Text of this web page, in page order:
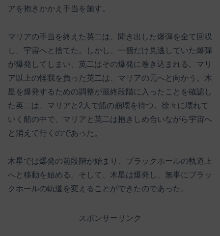
アを抱きかかえ手当を施す。
マリアの手当を終えた英二は、聞き出した爆弾を全て回収
し、宇宙へと捨てた。しかし、一個だけ見逃していた爆弾
が爆発してしまい、英二はその爆発に巻き込まれる。マリ
ア以上の怪我を負った英二は、マリアの元へと向かう。木
星を爆発するための調整が最終段階に入ったことを確認し
た英二は、マリアと2人で船の崩壊を待つ。徐々に壊れて
いく船の中で、マリアと英二は抱きしめ合いながら宇宙へ
と消えて行くのであった。
木星では爆発の前段階が始まり、ブラックホールの軌道上
へと移動を始める。そして、木星は爆発し、無事にブラッ
クホールの軌道を変えることができたのであった。
スポンサーリンク